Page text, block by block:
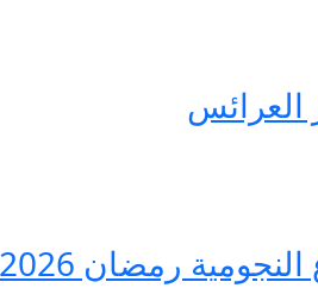
رمضان 2026